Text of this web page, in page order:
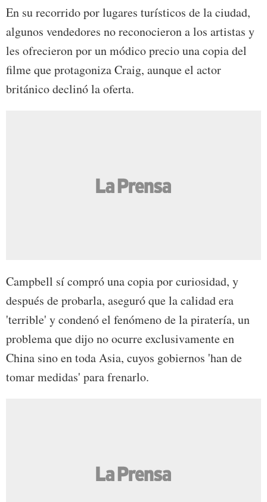
En su recorrido por lugares turísticos de la ciudad,
algunos vendedores no reconocieron a los artistas y
les ofrecieron por un módico precio una copia del
filme que protagoniza Craig, aunque el actor
británico declinó la oferta.
Campbell sí compró una copia por curiosidad, y
después de probarla, aseguró que la calidad era
'terrible' y condenó el fenómeno de la piratería, un
problema que dijo no ocurre exclusivamente en
China sino en toda Asia, cuyos gobiernos 'han de
tomar medidas' para frenarlo.